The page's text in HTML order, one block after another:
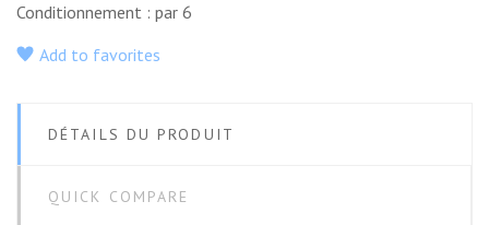
Conditionnement : par 6
Add to favorites
DÉTAILS DU PRODUIT
QUICK COMPARE